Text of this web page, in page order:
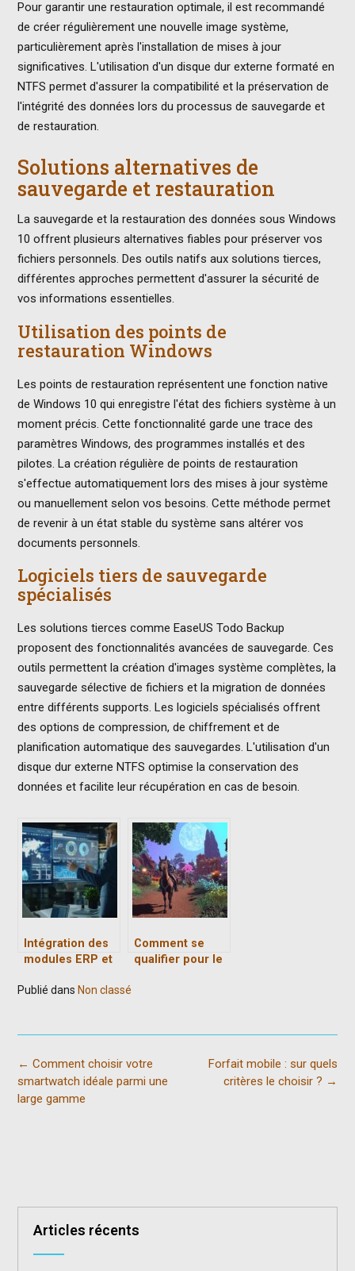
Pour garantir une restauration optimale, il est recommandé
de créer régulièrement une nouvelle image système,
particulièrement après l'installation de mises à jour
significatives. L'utilisation d'un disque dur externe formaté en
NTFS permet d'assurer la compatibilité et la préservation de
l'intégrité des données lors du processus de sauvegarde et
de restauration.
Solutions alternatives de
sauvegarde et restauration
La sauvegarde et la restauration des données sous Windows
10 offrent plusieurs alternatives fiables pour préserver vos
fichiers personnels. Des outils natifs aux solutions tierces,
différentes approches permettent d'assurer la sécurité de
vos informations essentielles.
Utilisation des points de
restauration Windows
Les points de restauration représentent une fonction native
de Windows 10 qui enregistre l'état des fichiers système à un
moment précis. Cette fonctionnalité garde une trace des
paramètres Windows, des programmes installés et des
pilotes. La création régulière de points de restauration
s'effectue automatiquement lors des mises à jour système
ou manuellement selon vos besoins. Cette méthode permet
de revenir à un état stable du système sans altérer vos
documents personnels.
Logiciels tiers de sauvegarde
spécialisés
Les solutions tierces comme EaseUS Todo Backup
proposent des fonctionnalités avancées de sauvegarde. Ces
outils permettent la création d'images système complètes, la
sauvegarde sélective de fichiers et la migration de données
entre différents supports. Les logiciels spécialisés offrent
des options de compression, de chiffrement et de
planification automatique des sauvegardes. L'utilisation d'un
disque dur externe NTFS optimise la conservation des
données et facilite leur récupération en cas de besoin.
Intégration des
modules ERP et
les avantages
Comment se
qualifier pour le
Publié dans Non classé
Post
navigation
Forfait mobile : sur quels
critères le choisir ? →
← Comment choisir votre
smartwatch idéale parmi une
large gamme
Articles récents